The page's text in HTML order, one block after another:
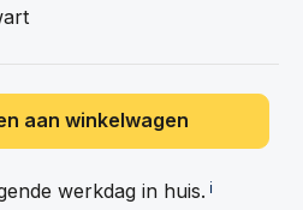
aan winkelwagen
werkdag in huis. ℹ️